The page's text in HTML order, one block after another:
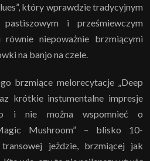
który wprawdzie tradycyjnym
i prześmiewczym
niepoważnie brzmiącymi
na banjo na czele.
brzmiące melorecytacje „Deep
krótkie instumentalne impresje
i nie można wspomnieć o
Mushroom” – blisko 10-
jeżdzie, brzmiącej jak